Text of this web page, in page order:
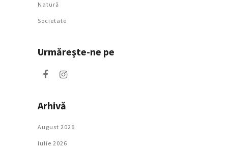
Natură
Societate
Urmăreşte-ne pe
Arhivă
August 2026
Iulie 2026